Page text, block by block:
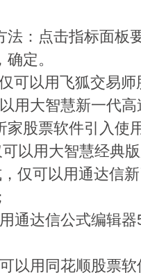
法：点击指标面板
定。
可以用飞狐交易
用大智慧新一代
家股票软件引入使
以用大智慧经典
仅可以用通达信
通达信公式编辑
以用同花顺股票